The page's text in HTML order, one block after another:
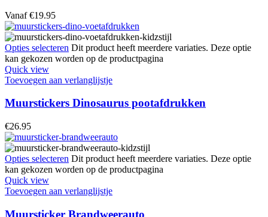
Vanaf €19.95
Opties selecteren Dit product heeft meerdere variaties. Deze optie
kan gekozen worden op de productpagina
Quick view
Toevoegen aan verlanglijstje
Muurstickers Dinosaurus pootafdrukken
€26.95
Opties selecteren Dit product heeft meerdere variaties. Deze optie
kan gekozen worden op de productpagina
Quick view
Toevoegen aan verlanglijstje
Muursticker Brandweerauto